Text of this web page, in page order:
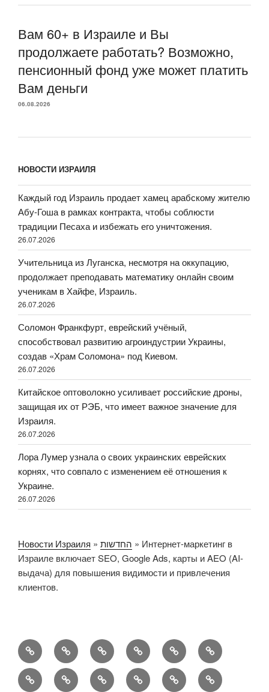
Вам 60+ в Израиле и Вы
продолжаете работать? Возможно,
пенсионный фонд уже может платить
Вам деньги
06.08.2026
НОВОСТИ ИЗРАИЛЯ
Каждый год Израиль продает хамец арабскому жителю
Абу-Гоша в рамках контракта, чтобы соблюсти
традиции Песаха и избежать его уничтожения.
26.07.2026
Учительница из Луганска, несмотря на оккупацию,
продолжает преподавать математику онлайн своим
ученикам в Хайфе, Израиль.
26.07.2026
Соломон Франкфурт, еврейский учёный,
способствовал развитию агроиндустрии Украины,
создав «Храм Соломона» под Киевом.
26.07.2026
Китайское оптоволокно усиливает российские дроны,
защищая их от РЭБ, что имеет важное значение для
Израиля.
26.07.2026
Лора Лумер узнала о своих украинских еврейских
корнях, что совпало с изменением её отношения к
Украине.
26.07.2026
Новости Израиля » החדשות » Интернет-маркетинг в
Израиле включает SEO, Google Ads, карты и AEO (AI-
выдача) для повышения видимости и привлечения
клиентов.
החדשותНовости
Израиля
от
РусскийНовости
Израиля
Политика
конфиденциальности
Israel
News
Sweet
Why
When
An
Как
Как